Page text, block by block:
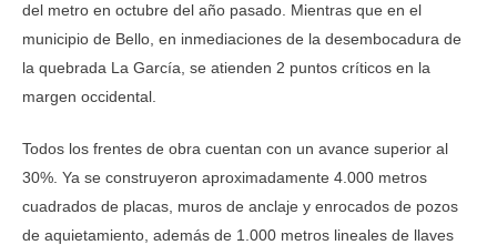
del metro en octubre del año pasado. Mientras que en el
municipio de Bello, en inmediaciones de la desembocadura de
la quebrada La García, se atienden 2 puntos críticos en la
margen occidental.
Todos los frentes de obra cuentan con un avance superior al
30%. Ya se construyeron aproximadamente 4.000 metros
cuadrados de placas, muros de anclaje y enrocados de pozos
de aquietamiento, además de 1.000 metros lineales de llaves